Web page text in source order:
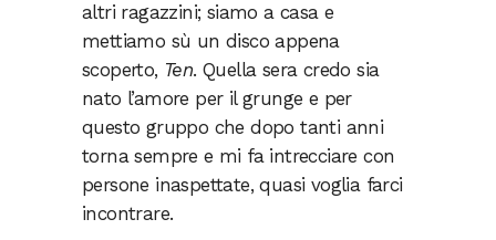
altri ragazzini; siamo a casa e
mettiamo sù un disco appena
scoperto, Ten. Quella sera credo sia
nato l’amore per il grunge e per
questo gruppo che dopo tanti anni
torna sempre e mi fa intrecciare con
persone inaspettate, quasi voglia farci
incontrare.